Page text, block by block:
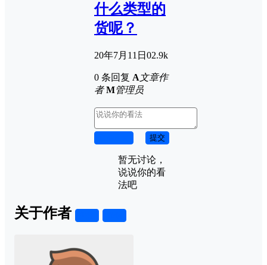
什么类型的
货呢？
20年7月11日 02.9k
0 条回复 A文章作
者 M管理员
提交
暂无讨论，
说说你的看
法吧
关于作者